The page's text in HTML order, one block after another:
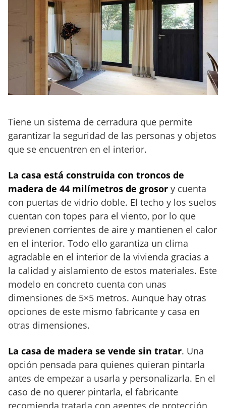
Tiene un sistema de cerradura que permite
garantizar la seguridad de las personas y objetos
que se encuentren en el interior.
La casa está construida con troncos de
madera de 44 milímetros de grosor y cuenta
con puertas de vidrio doble. El techo y los suelos
cuentan con topes para el viento, por lo que
previenen corrientes de aire y mantienen el calor
en el interior. Todo ello garantiza un clima
agradable en el interior de la vivienda gracias a
la calidad y aislamiento de estos materiales. Este
modelo en concreto cuenta con unas
dimensiones de 5×5 metros. Aunque hay otras
opciones de este mismo fabricante y casa en
otras dimensiones.
La casa de madera se vende sin tratar. Una
opción pensada para quienes quieran pintarla
antes de empezar a usarla y personalizarla. En el
caso de no querer pintarla, el fabricante